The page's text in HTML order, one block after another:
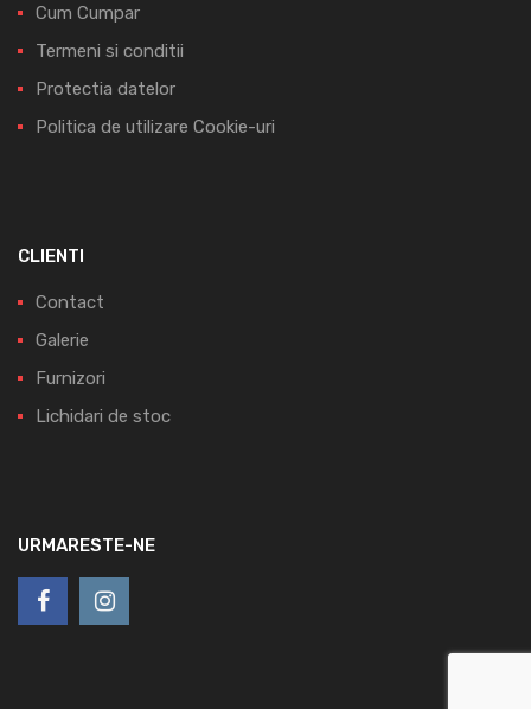
Cum Cumpar
Termeni si conditii
Protectia datelor
Politica de utilizare Cookie-uri
CLIENTI
Contact
Galerie
Furnizori
Lichidari de stoc
URMARESTE-NE